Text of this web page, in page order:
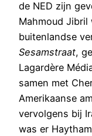
de NED zijn
Mahmoud Jibril
buitenlandse
Sesamstraat,
Lagardère
samen met
Amerikaanse
vervolgens bij
was er